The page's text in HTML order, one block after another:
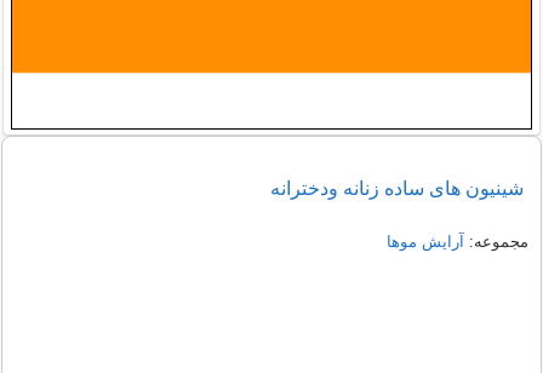
شینیون های ساده زنانه ودخترانه
مجموعه: آرایش موها